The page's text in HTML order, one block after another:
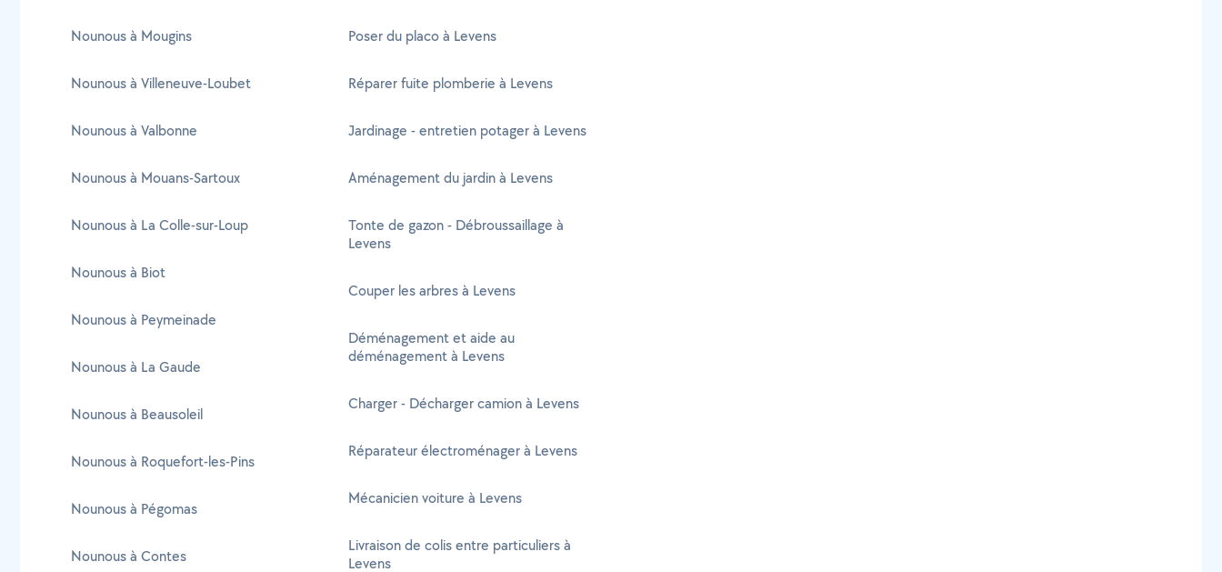
Nounous à Mougins
Nounous à Villeneuve-Loubet
Nounous à Valbonne
Nounous à Mouans-Sartoux
Nounous à La Colle-sur-Loup
Nounous à Biot
Nounous à Peymeinade
Nounous à La Gaude
Nounous à Beausoleil
Nounous à Roquefort-les-Pins
Nounous à Pégomas
Nounous à Contes
Poser du placo à Levens
Réparer fuite plomberie à Levens
Jardinage - entretien potager à Levens
Aménagement du jardin à Levens
Tonte de gazon - Débroussaillage à
Levens
Couper les arbres à Levens
Déménagement et aide au
déménagement à Levens
Charger - Décharger camion à Levens
Réparateur électroménager à Levens
Mécanicien voiture à Levens
Livraison de colis entre particuliers à
Levens